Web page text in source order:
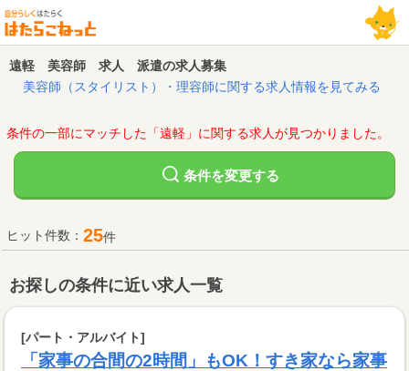
遠軽 美容師 求人 派遣の求人募集
美容師（スタイリスト）・理容師に関する求人情報を見てみる
条件の一部にマッチした「遠軽」に関する求人が見つかりました。
条件を変更する
ヒット件数： 25件
お探しの条件に近い求人一覧
[パート・アルバイト]
「家事の合間の2時間」もOK！すき家なら家事